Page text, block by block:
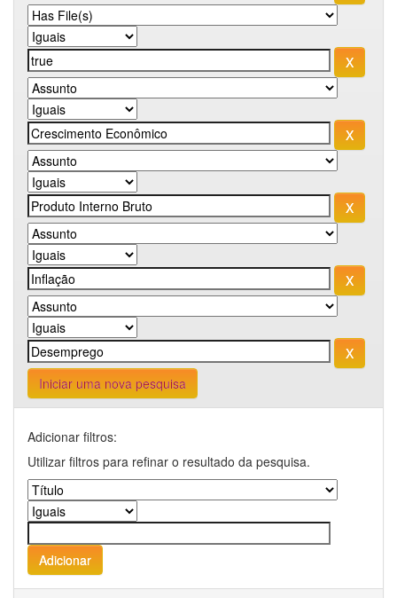
Iniciar uma nova pesquisa
Adicionar filtros:
Utilizar filtros para refinar o resultado da pesquisa.